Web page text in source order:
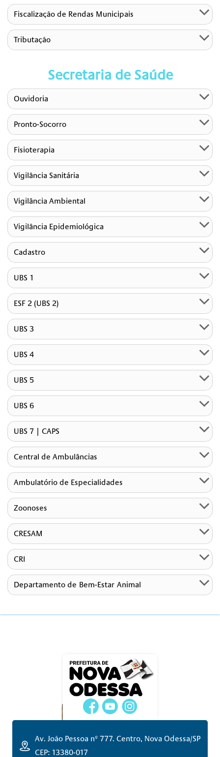
Fiscalização de Rendas Municipais
Tributação
Secretaria de Saúde
Ouvidoria
Pronto-Socorro
Fisioterapia
Vigilância Sanitária
Vigilância Ambiental
Vigilância Epidemiológica
Cadastro
UBS 1
ESF 2 (UBS 2)
UBS 3
UBS 4
UBS 5
UBS 6
UBS 7 | CAPS
Central de Ambulâncias
Ambulatório de Especialidades
Zoonoses
CRESAM
CRI
Departamento de Bem-Estar Animal
Av. João Pessoa nº 777. Centro, Nova Odessa/SP
CEP: 13380-017